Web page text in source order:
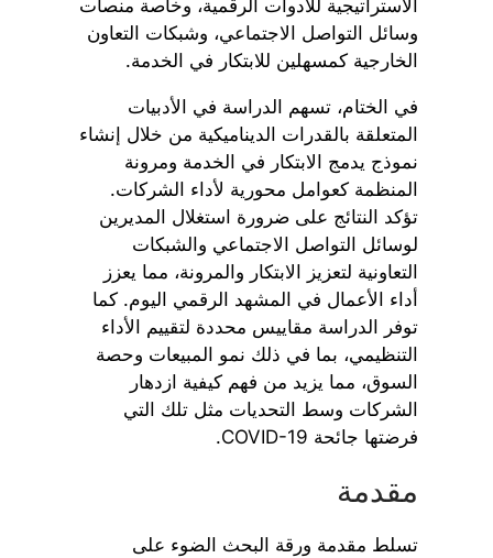
الاستراتيجية للأدوات الرقمية، وخاصة منصات
وسائل التواصل الاجتماعي، وشبكات التعاون
الخارجية كمسهلين للابتكار في الخدمة.
في الختام، تسهم الدراسة في الأدبيات
المتعلقة بالقدرات الديناميكية من خلال إنشاء
نموذج يدمج الابتكار في الخدمة ومرونة
المنظمة كعوامل محورية لأداء الشركات.
تؤكد النتائج على ضرورة استغلال المديرين
لوسائل التواصل الاجتماعي والشبكات
التعاونية لتعزيز الابتكار والمرونة، مما يعزز
أداء الأعمال في المشهد الرقمي اليوم. كما
توفر الدراسة مقاييس محددة لتقييم الأداء
التنظيمي، بما في ذلك نمو المبيعات وحصة
السوق، مما يزيد من فهم كيفية ازدهار
الشركات وسط التحديات مثل تلك التي
فرضتها جائحة COVID-19.
مقدمة
تسلط مقدمة ورقة البحث الضوء على